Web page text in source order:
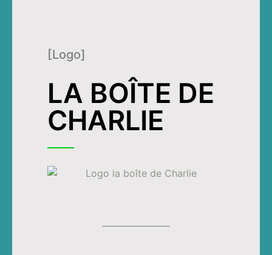
[Logo]
LA BOÎTE DE
CHARLIE